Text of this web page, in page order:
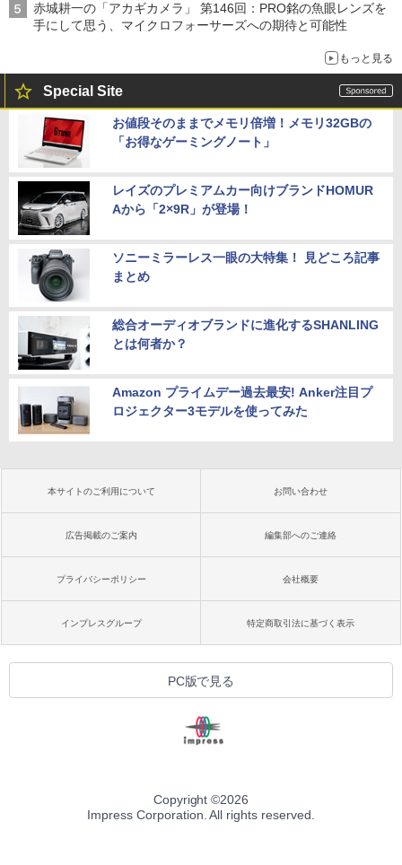
赤城耕一の「アカギカメラ」 第146回：PRO銘の魚眼レンズを
手にして思う、マイクロフォーサーズへの期待と可能性
もっと見る
Special Site
お値段そのままでメモリ倍増！メモリ32GBの
「お得なゲーミングノート」
レイズのプレミアムカー向けブランドHOMUR
Aから「2×9R」が登場！
ソニーミラーレス一眼の大特集！ 見どころ記事
まとめ
総合オーディオブランドに進化するSHANLING
とは何者か？
Amazon プライムデー過去最安! Anker注目プ
ロジェクター3モデルを使ってみた
本サイトのご利用について お問い合わせ
広告掲載のご案内 編集部へのご連絡
プライバシーポリシー 会社概要
インプレスグループ 特定商取引法に基づく表示
PC版で見る
Copyright ©2026
Impress Corporation. All rights reserved.